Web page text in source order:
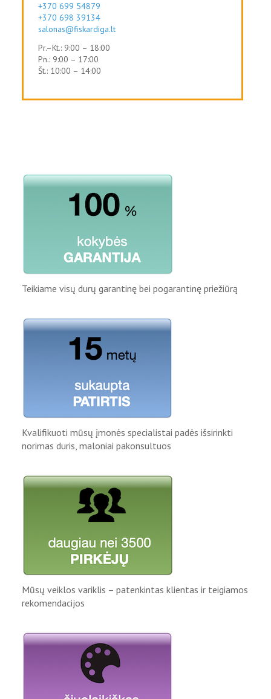
+370 699 54879
+370 698 39134
salonas@fiskardiga.lt
Pr.–Kt.: 9:00 – 18:00
Pn.: 9:00 – 17:00
Št.: 10:00 – 14:00
Teikiame visų durų garantinę bei pogarantinę priežiūrą
Kvalifikuoti mūsų įmonės specialistai padės išsirinkti
norimas duris, maloniai pakonsultuos
Mūsų veiklos variklis – patenkintas klientas ir teigiamos
rekomendacijos